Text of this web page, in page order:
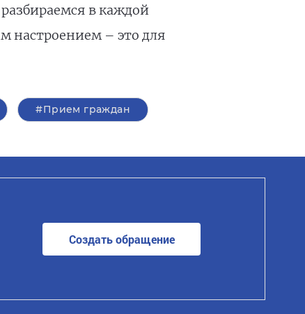
в каждой
настроением – это для
#Прием граждан
Создать обращение